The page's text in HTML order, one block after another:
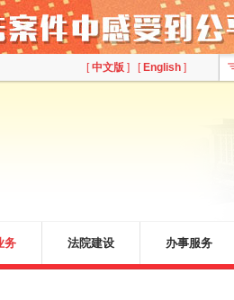
[中文版 ] [ English ]
务 法院建设 办事服务